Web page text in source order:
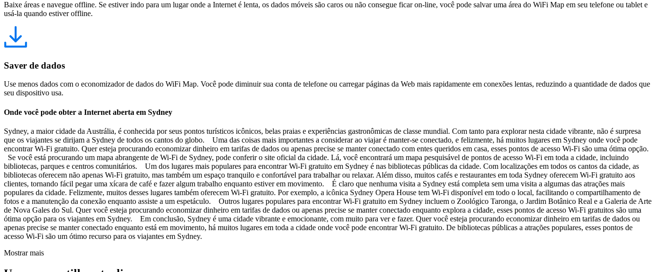
Baixe áreas e navegue offline. Se estiver indo para um lugar onde a Internet é lenta, os dados móveis são caros ou não consegue ficar on-line, você pode salvar uma área do WiFi Map em seu telefone ou tablet e
usá-la quando estiver offline.
Saver de dados
Use menos dados com o economizador de dados do WiFi Map. Você pode diminuir sua conta de telefone ou carregar páginas da Web mais rapidamente em conexões lentas, reduzindo a quantidade de dados que
seu dispositivo usa.
Onde você pode obter a Internet aberta em Sydney
Sydney, a maior cidade da Austrália, é conhecida por seus pontos turísticos icônicos, belas praias e experiências gastronômicas de classe mundial. Com tanto para explorar nesta cidade vibrante, não é surpresa
que os viajantes se dirijam a Sydney de todos os cantos do globo. Uma das coisas mais importantes a considerar ao viajar é manter-se conectado, e felizmente, há muitos lugares em Sydney onde você pode
encontrar Wi-Fi gratuito. Quer esteja procurando economizar dinheiro em tarifas de dados ou apenas precise se manter conectado com entes queridos em casa, esses pontos de acesso Wi-Fi são uma ótima opção.
Se você está procurando um mapa abrangente de Wi-Fi de Sydney, pode conferir o site oficial da cidade. Lá, você encontrará um mapa pesquisável de pontos de acesso Wi-Fi em toda a cidade, incluindo
bibliotecas, parques e centros comunitários. Um dos lugares mais populares para encontrar Wi-Fi gratuito em Sydney é nas bibliotecas públicas da cidade. Com localizações em todos os cantos da cidade, as
bibliotecas oferecem não apenas Wi-Fi gratuito, mas também um espaço tranquilo e confortável para trabalhar ou relaxar. Além disso, muitos cafés e restaurantes em toda Sydney oferecem Wi-Fi gratuito aos
clientes, tornando fácil pegar uma xícara de café e fazer algum trabalho enquanto estiver em movimento. É claro que nenhuma visita a Sydney está completa sem uma visita a algumas das atrações mais
populares da cidade. Felizmente, muitos desses lugares também oferecem Wi-Fi gratuito. Por exemplo, a icônica Sydney Opera House tem Wi-Fi disponível em todo o local, facilitando o compartilhamento de
fotos e a manutenção da conexão enquanto assiste a um espetáculo. Outros lugares populares para encontrar Wi-Fi gratuito em Sydney incluem o Zoológico Taronga, o Jardim Botânico Real e a Galeria de Arte
de Nova Gales do Sul. Quer você esteja procurando economizar dinheiro em tarifas de dados ou apenas precise se manter conectado enquanto explora a cidade, esses pontos de acesso Wi-Fi gratuitos são uma
ótima opção para os viajantes em Sydney. Em conclusão, Sydney é uma cidade vibrante e emocionante, com muito para ver e fazer. Quer você esteja procurando economizar dinheiro em tarifas de dados ou
apenas precise se manter conectado enquanto está em movimento, há muitos lugares em toda a cidade onde você pode encontrar Wi-Fi gratuito. De bibliotecas públicas a atrações populares, esses pontos de
acesso Wi-Fi são um ótimo recurso para os viajantes em Sydney.
Mostrar mais